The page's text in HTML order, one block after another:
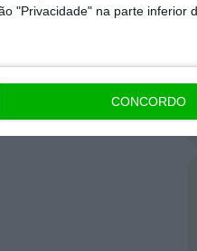
"Privacidade" na parte inferior
CONCORDO